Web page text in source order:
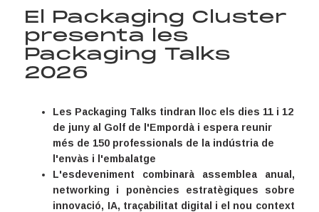
El Packaging Cluster
presenta les
Packaging Talks
2026
Les Packaging Talks tindran lloc els dies 11 i 12
de juny al Golf de l'Empordà i espera reunir
més de 150 professionals de la indústria de
l'envàs i l'embalatge
L'esdeveniment combinarà assemblea anual,
networking i ponències estratègiques sobre
innovació, IA, traçabilitat digital i el nou context